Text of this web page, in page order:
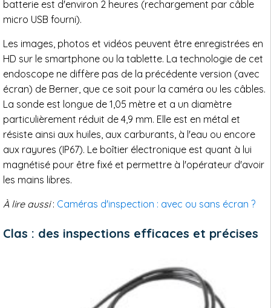
batterie est d'environ 2 heures (rechargement par câble
micro USB fourni).
Les images, photos et vidéos peuvent être enregistrées en
HD sur le smartphone ou la tablette. La technologie de cet
endoscope ne diffère pas de la précédente version (avec
écran) de Berner, que ce soit pour la caméra ou les câbles.
La sonde est longue de 1,05 mètre et a un diamètre
particulièrement réduit de 4,9 mm. Elle est en métal et
résiste ainsi aux huiles, aux carburants, à l'eau ou encore
aux rayures (IP67). Le boîtier électronique est quant à lui
magnétisé pour être fixé et permettre à l'opérateur d'avoir
les mains libres.
À lire aussi: Caméras d'inspection : avec ou sans écran ?
Clas : des inspections efficaces et précises